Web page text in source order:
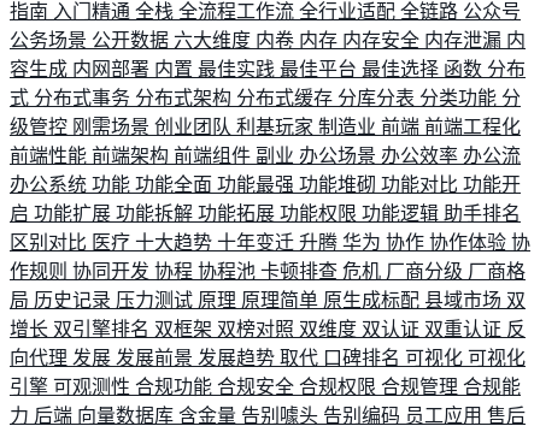
指南 入门精通 全栈 全流程工作流 全行业适配 全链路 公众号
公务场景 公开数据 六大维度 内卷 内存 内存安全 内存泄漏 内
容生成 内网部署 内置 最佳实践 最佳平台 最佳选择 函数 分布
式 分布式事务 分布式架构 分布式缓存 分库分表 分类功能 分
级管控 刚需场景 创业团队 利基玩家 制造业 前端 前端工程化
前端性能 前端架构 前端组件 副业 办公场景 办公效率 办公流
办公系统 功能 功能全面 功能最强 功能堆砌 功能对比 功能开
启 功能扩展 功能拆解 功能拓展 功能权限 功能逻辑 助手排名
区别对比 医疗 十大趋势 十年变迁 升腾 华为 协作 协作体验 协
作规则 协同开发 协程 协程池 卡顿排查 危机 厂商分级 厂商格
局 历史记录 压力测试 原理 原理简单 原生成标配 县域市场 双
增长 双引擎排名 双框架 双榜对照 双维度 双认证 双重认证 反
向代理 发展 发展前景 发展趋势 取代 口碑排名 可视化 可视化
引擎 可观测性 合规功能 合规安全 合规权限 合规管理 合规能
力 后端 向量数据库 含金量 告别噱头 告别编码 员工应用 售后